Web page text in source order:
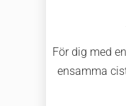
För dig med
ensamma